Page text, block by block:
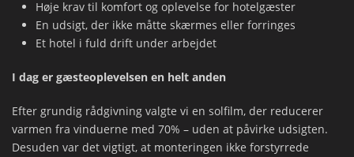
Høje krav til komfort og oplevelse for hotelgæster
En udsigt, der ikke måtte skærmes eller forringes
Et hotel i fuld drift under arbejdet
I dag er gæsteoplevelsen en helt anden
Efter grundig rådgivning valgte vi en solfilm, der reducerer
varmen fra vinduerne med 70% – uden at påvirke udsigten.
Desuden var det vigtigt, at monteringen ikke forstyrrede